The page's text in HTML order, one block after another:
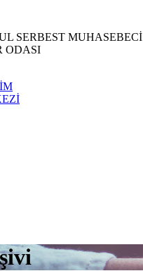
SERBEST MUHASEBECİ
ODASI